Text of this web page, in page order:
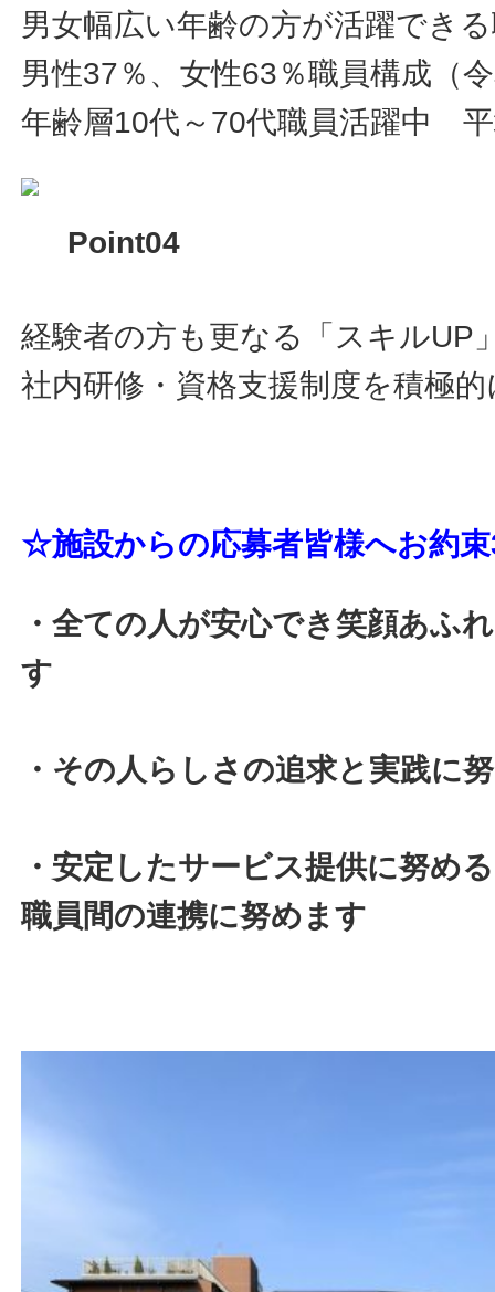
男女幅広い年齢の方が活躍でき
男性37％、女性63％職員構成（
年齢層10代～70代職員活躍中
Point04
経験者の方も更なる「スキルUP
社内研修・資格支援制度を積極
☆施設からの応募者皆様へお約
・全ての人が安心でき笑顔あふ
す
・その人らしさの追求と実践に
・安定したサービス提供に努め
職員間の連携に努めます